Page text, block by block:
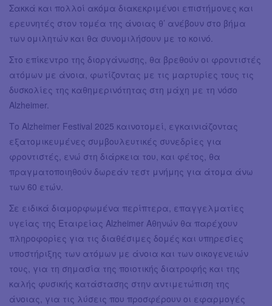
Σακκά και πολλοί ακόμα διακεκριμένοι επιστήμονες και
ερευνητές στον τομέα της άνοιας θ’ ανέβουν στο βήμα
των ομιλητών και θα συνομιλήσουν με το κοινό.
Στο επίκεντρο της διοργάνωσης, θα βρεθούν οι φροντιστές
ατόμων με άνοια, φωτίζοντας με τις μαρτυρίες τους τις
δυσκολίες της καθημερινότητας στη μάχη με τη νόσο
Alzheimer.
Το Alzheimer Festival 2025 καινοτομεί, εγκαινιάζοντας
εξατομικευμένες συμβουλευτικές συνεδρίες για
φροντιστές, ενώ στη διάρκεια του, και φέτος, θα
πραγματοποιηθούν δωρεάν τεστ μνήμης για άτομα άνω
των 60 ετών.
Σε ειδικά διαμορφωμένα περίπτερα, επαγγελματίες
υγείας της Εταιρείας Alzheimer Αθηνών θα παρέχουν
πληροφορίες για τις διαθέσιμες δομές και υπηρεσίες
υποστήριξης των ατόμων με άνοια και των οικογενειών
τους, για τη σημασία της ποιοτικής διατροφής και της
καλής φυσικής κατάστασης στην αντιμετώπιση της
άνοιας, για τις λύσεις που προσφέρουν οι εφαρμογές